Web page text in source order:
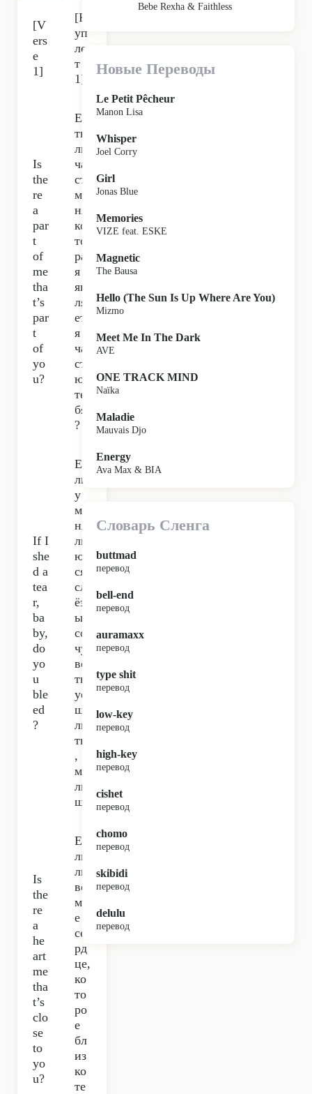
[V
ers
e
1]
[К
уп
ле
т
1]
Is
the
re
a
par
t
of
me
tha
t’s
par
t
of
yo
u?
Ес
ть
ли
ча
сть
ме
ня,
ко
то
ра
я
яв
ля
етс
я
ча
сть
ю
те
бя
?
If I
she
d a
tea
r,
ba
by,
do
yo
u
ble
ed
?
Ес
ли
у
ме
ня
ль
ют
ся
сл
ёз
ы,
со
чу
вс
тв
уе
шь
ли
ты
,
ма
лы
ш?
Is
the
re
a
he
art
me
tha
t’s
clo
se
to
yo
u?
Ес
ли
ли
во
мн
е
се
рд
це,
ко
то
ро
е
бл
из
ко
те
Bebe Rexha & Faithless
Новые Переводы
Le Petit Pêcheur
Manon Lisa
Whisper
Joel Corry
Girl
Jonas Blue
Memories
VIZE feat. ESKE
Magnetic
The Bausa
Hello (The Sun Is Up Where Are You)
Mizmo
Meet Me In The Dark
AVE
ONE TRACK MIND
Naïka
Maladie
Mauvais Djo
Energy
Ava Max & BIA
Словарь Сленга
buttmad
перевод
bell-end
перевод
auramaxx
перевод
type shit
перевод
low-key
перевод
high-key
перевод
cishet
перевод
chomo
перевод
skibidi
перевод
delulu
перевод